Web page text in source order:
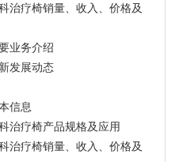
要业务介绍
最新发展动态
本信息
牙科治疗椅产品规格及应用